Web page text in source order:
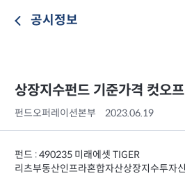
공시정보
상장지수펀드 기준가격 컷오
펀드오퍼레이션본부 2023.06.19
펀드 : 490235 미래에셋 TIGER
리츠부동산인프라혼합자산상장지수투자